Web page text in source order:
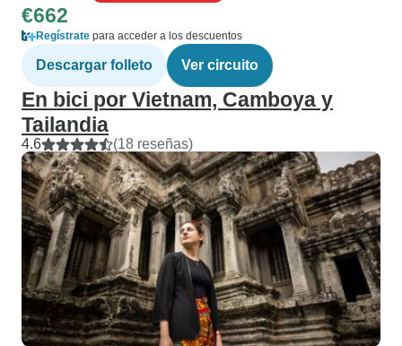
€662
Regístrate para acceder a los descuentos
Descargar folleto Ver circuito
En bici por Vietnam, Camboya y
Tailandia
4.6 (18 reseñas)